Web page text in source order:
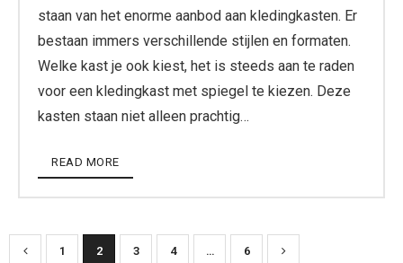
staan van het enorme aanbod aan kledingkasten. Er
bestaan immers verschillende stijlen en formaten.
Welke kast je ook kiest, het is steeds aan te raden
voor een kledingkast met spiegel te kiezen. Deze
kasten staan niet alleen prachtig…
READ MORE
1 2 3 4 … 6